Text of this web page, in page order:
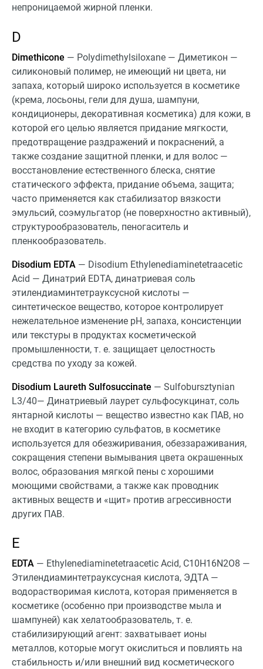
непроницаемой жирной пленки.
D
Dimethicone — Polydimethylsiloxane — Диметикон —
силиконовый полимер, не имеющий ни цвета, ни
запаха, который широко используется в косметике
(крема, лосьоны, гели для душа, шампуни,
кондиционеры, декоративная косметика) для кожи, в
которой его целью является придание мягкости,
предотвращение раздражений и покраснений, а
также создание защитной пленки, и для волос —
восстановление естественного блеска, снятие
статического эффекта, придание объема, защита;
часто применяется как стабилизатор вязкости
эмульсий, соэмульгатор (не поверхностно активный),
структурообразователь, пеногаситель и
пленкообразователь.
Disodium EDTA — Disodium Ethylenediaminetetraacetic
Acid — Динатрий EDTA, динатриевая соль
этилендиаминтетрауксусной кислоты —
синтетическое вещество, которое контролирует
нежелательное изменение pH, запаха, консистенции
или текстуры в продуктах косметической
промышленности, т. е. защищает целостность
средства по уходу за кожей.
Disodium Laureth Sulfosuccinate — Sulfobursztynian
L3/40— Динатриевый лаурет сульфосукцинат, соль
янтарной кислоты — вещество известно как ПАВ, но
не входит в категорию сульфатов, в косметике
используется для обезжиривания, обеззараживания,
сокращения степени вымывания цвета окрашенных
волос, образования мягкой пены с хорошими
моющими свойствами, а также как проводник
активных веществ и «щит» против агрессивности
других ПАВ.
E
EDTA — Ethylenediaminetetraacetic Acid, C10H16N2O8 —
Этилендиаминтетрауксусная кислота, ЭДТА —
водорастворимая кислота, которая применяется в
косметике (особенно при производстве мыла и
шампуней) как хелатообразователь, т. е.
стабилизирующий агент: захватывает ионы
металлов, которые могут окислиться и повлиять на
стабильность и/или внешний вид косметического